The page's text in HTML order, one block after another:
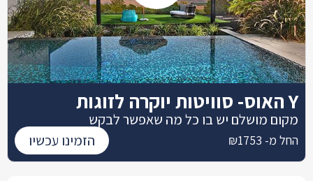
Y האוס- סוויטות יוקרה לזוגות
מקום מושלם יש בו כל מה שאפשר לבקש
החל מ- ₪1753 הזמינו עכשיו